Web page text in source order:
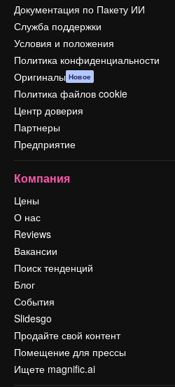
Документация по Пакету ИИ
Служба поддержки
Условия и положения
Политика конфиденциальности
Оригиналы Новое
Политика файлов cookie
Центр доверия
Партнеры
Предприятие
Компания
Цены
О нас
Reviews
Вакансии
Поиск тенденций
Блог
События
Slidesgo
Продайте свой контент
Помещение для прессы
Ищете magnific.ai